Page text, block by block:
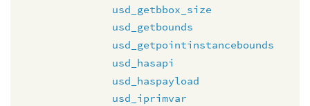
usd_getbbox_size
usd_getbounds
usd_getpointinstancebounds
usd_hasapi
usd_haspayload
usd_iprimvar